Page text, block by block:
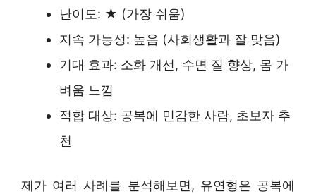
난이도: ★ (가장 쉬움)
지속 가능성: 높음 (사회생활과 잘 맞음)
기대 효과: 소화 개선, 수면 질 향상, 몸 가
벼움 느낌
적합 대상: 공복에 민감한 사람, 초보자 추
천
제가 여러 사례를 분석해보면, 유연형은 공복에